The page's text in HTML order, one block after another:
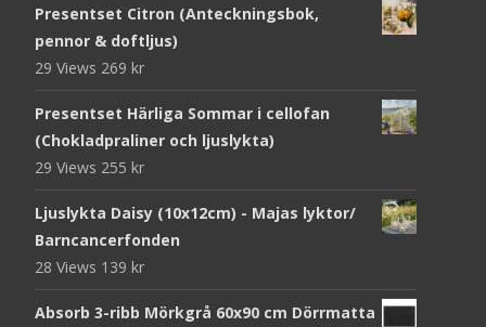
Presentset Citron (Anteckningsbok,
pennor & doftljus)
29 Views 269 kr
Presentset Härliga Sommar i cellofan
(Chokladpraliner och ljuslykta)
29 Views 255 kr
Ljuslykta Daisy (10x12cm) - Majas lyktor/
Barncancerfonden
28 Views 139 kr
Absorb 3-ribb Mörkgrå 60x90 cm Dörrmatta